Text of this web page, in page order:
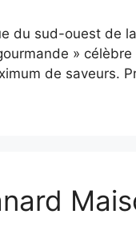
du sud-ouest de
»
de saveurs.